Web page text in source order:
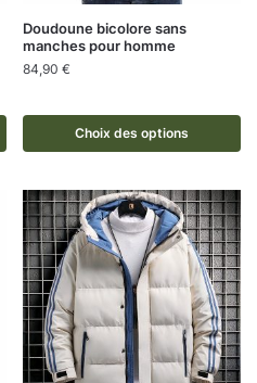
Doudoune bicolore sans
manches pour homme
84,90 €
Choix des options